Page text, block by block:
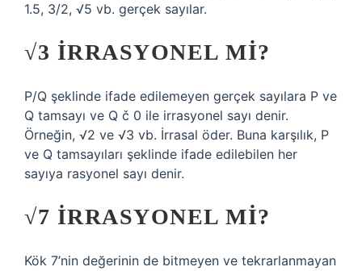
1.5, 3/2, √5 vb. gerçek sayılar.
√3 IRRASYONEL MI?
P/Q şeklinde ifade edilemeyen gerçek sayılara P ve
Q tamsayı ve Q č 0 ile irrasyonel sayı denir.
Örneğin, √2 ve √3 vb. İrrasal öder. Buna karşılık, P
ve Q tamsayıları şeklinde ifade edilebilen her
sayıya rasyonel sayı denir.
√7 IRRASYONEL MI?
Kök 7’nin değerinin de bitmeyen ve tekrarlanmayan